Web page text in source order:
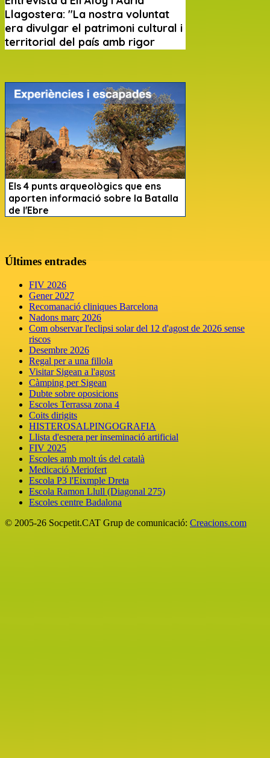
Últimes entrades
FIV 2026
Gener 2027
Recomanació cliniques Barcelona
Nadons març 2026
Com observar l'eclipsi solar del 12 d'agost de 2026 sense
riscos
Desembre 2026
Regal per a una fillola
Visitar Sigean a l'agost
Càmping per Sigean
Dubte sobre oposicions
Escoles Terrassa zona 4
Coits dirigits
HISTEROSALPINGOGRAFIA
Llista d'espera per inseminació artificial
FIV 2025
Escoles amb molt ús del català
Medicació Meriofert
Escola P3 l'Eixmple Dreta
Escola Ramon Llull (Diagonal 275)
Escoles centre Badalona
© 2005-26 Socpetit.CAT Grup de comunicació: Creacions.com